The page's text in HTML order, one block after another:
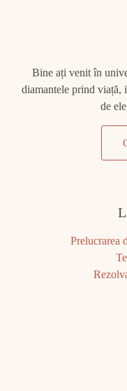
Bine ați venit în
diamantele prind viață,
de
Prelucrarea